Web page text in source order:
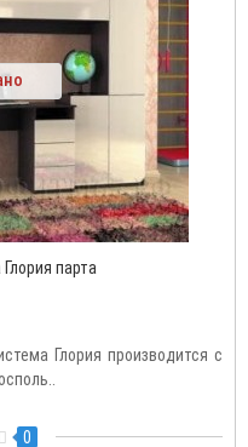
парта
Глория производится с
0